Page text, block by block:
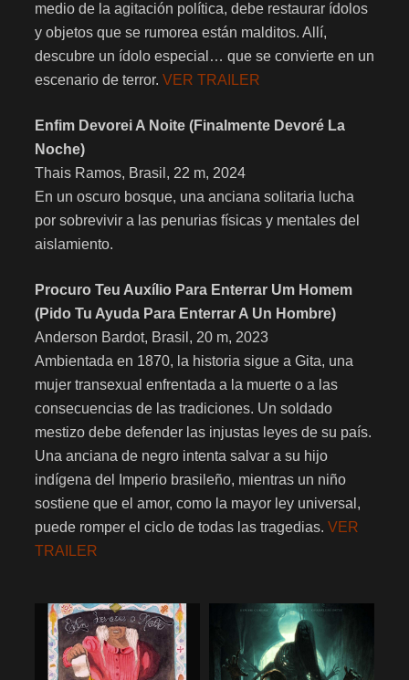
medio de la agitación política, debe restaurar ídolos
y objetos que se rumorea están malditos. Allí,
descubre un ídolo especial… que se convierte en un
escenario de terror. VER TRAILER
Enfim Devorei A Noite (Finalmente Devoré La
Noche)
Thais Ramos, Brasil, 22 m, 2024
En un oscuro bosque, una anciana solitaria lucha
por sobrevivir a las penurias físicas y mentales del
aislamiento.
Procuro Teu Auxílio Para Enterrar Um Homem
(Pido Tu Ayuda Para Enterrar A Un Hombre)
Anderson Bardot, Brasil, 20 m, 2023
Ambientada en 1870, la historia sigue a Gita, una
mujer transexual enfrentada a la muerte o a las
consecuencias de las tradiciones. Un soldado
mestizo debe defender las injustas leyes de su país.
Una anciana de negro intenta salvar a su hijo
indígena del Imperio brasileño, mientras un niño
sostiene que el amor, como la mayor ley universal,
puede romper el ciclo de todas las tragedias. VER
TRAILER